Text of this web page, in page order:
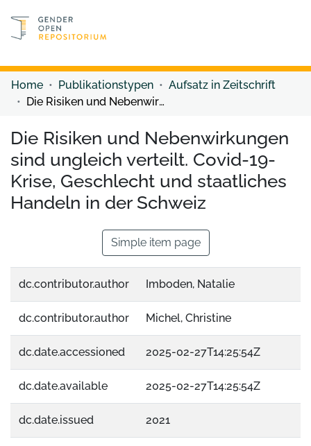
Discover content
Home Publikationstypen
Aufsatz in Zeitschrift
Die Risiken und Nebenwirkungen sind ungleich verteilt. Covid-19-Krise, Geschlecht und staatliches Handeln in der Schweiz
Die Risiken und Nebenwirkungen
sind ungleich verteilt. Covid-19-
Krise, Geschlecht und staatliches
Handeln in der Schweiz
Simple item page
dc.contributor.author Imboden, Natalie
dc.contributor.author Michel, Christine
dc.date.accessioned 2025-02-27T14:25:54Z
dc.date.available 2025-02-27T14:25:54Z
dc.date.issued 2021